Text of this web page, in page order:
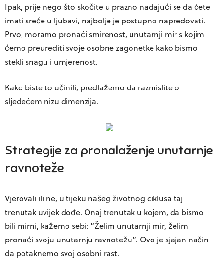
Ipak, prije nego što skočite u prazno nadajući se da ćete
imati sreće u ljubavi, najbolje je postupno napredovati.
Prvo, moramo pronaći smirenost, unutarnji mir s kojim
ćemo preurediti svoje osobne zagonetke kako bismo
stekli snagu i umjerenost.
Kako biste to učinili, predlažemo da razmislite o
sljedećem nizu dimenzija.
Strategije za pronalaženje unutarnje
ravnoteže
Vjerovali ili ne, u tijeku našeg životnog ciklusa taj
trenutak uvijek dođe. Onaj trenutak u kojem, da bismo
bili mirni, kažemo sebi: “Želim unutarnji mir, želim
pronaći svoju unutarnju ravnotežu”. Ovo je sjajan način
da potaknemo svoj osobni rast.